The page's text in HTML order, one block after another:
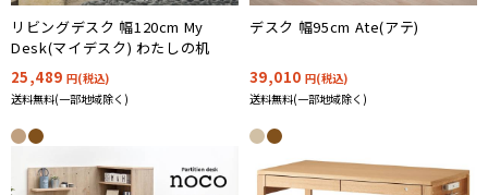
リビングデスク 幅120cm My
Desk(マイデスク) わたしの机
25,489 円(税込)
送料無料(一部地域除く)
デスク 幅95cm Ate(アテ)
39,010 円(税込)
送料無料(一部地域除く)